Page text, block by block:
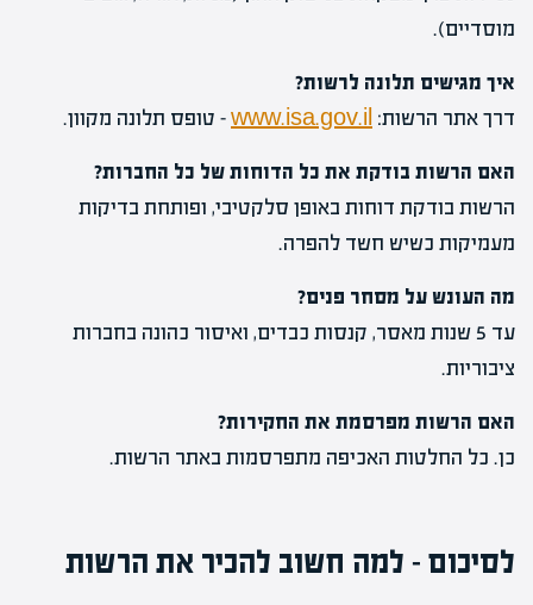
מוסדיים).
איך מגישים תלונה לרשות?
דרך אתר הרשות: www.isa.gov.il– טופס תלונה מקוון.
האם הרשות בודקת את כל הדוחות של כל החברות?
הרשות בודקת דוחות באופן סלקטיבי, ופותחת בדיקות
מעמיקות כשיש חשד להפרה.
מה העונש על מסחר פנים?
עד 5 שנות מאסר, קנסות כבדים, ואיסור כהונה בחברות
ציבוריות.
האם הרשות מפרסמת את החקירות?
כן. כל החלטות האכיפה מתפרסמות באתר הרשות.
לסיכום – למה חשוב להכיר את הרשות